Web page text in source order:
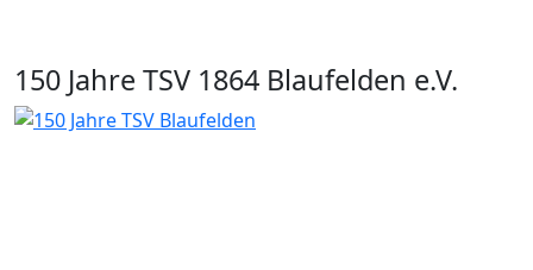
150 Jahre TSV 1864 Blaufelden e.V.